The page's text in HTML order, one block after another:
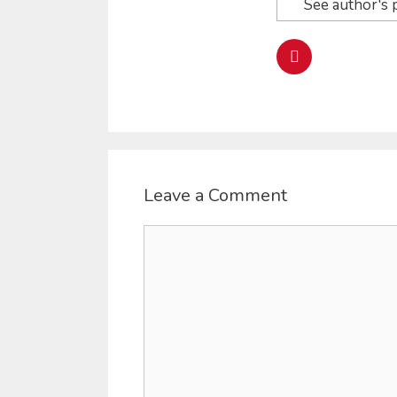
See author's
Leave a Comment